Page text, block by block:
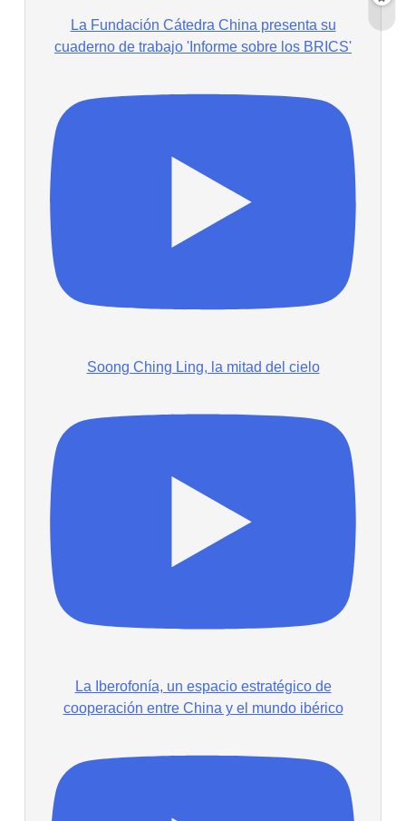
La Fundación Cátedra China presenta su
cuaderno de trabajo 'Informe sobre los BRICS'
Soong Ching Ling, la mitad del cielo
La Iberofonía, un espacio estratégico de
cooperación entre China y el mundo ibérico